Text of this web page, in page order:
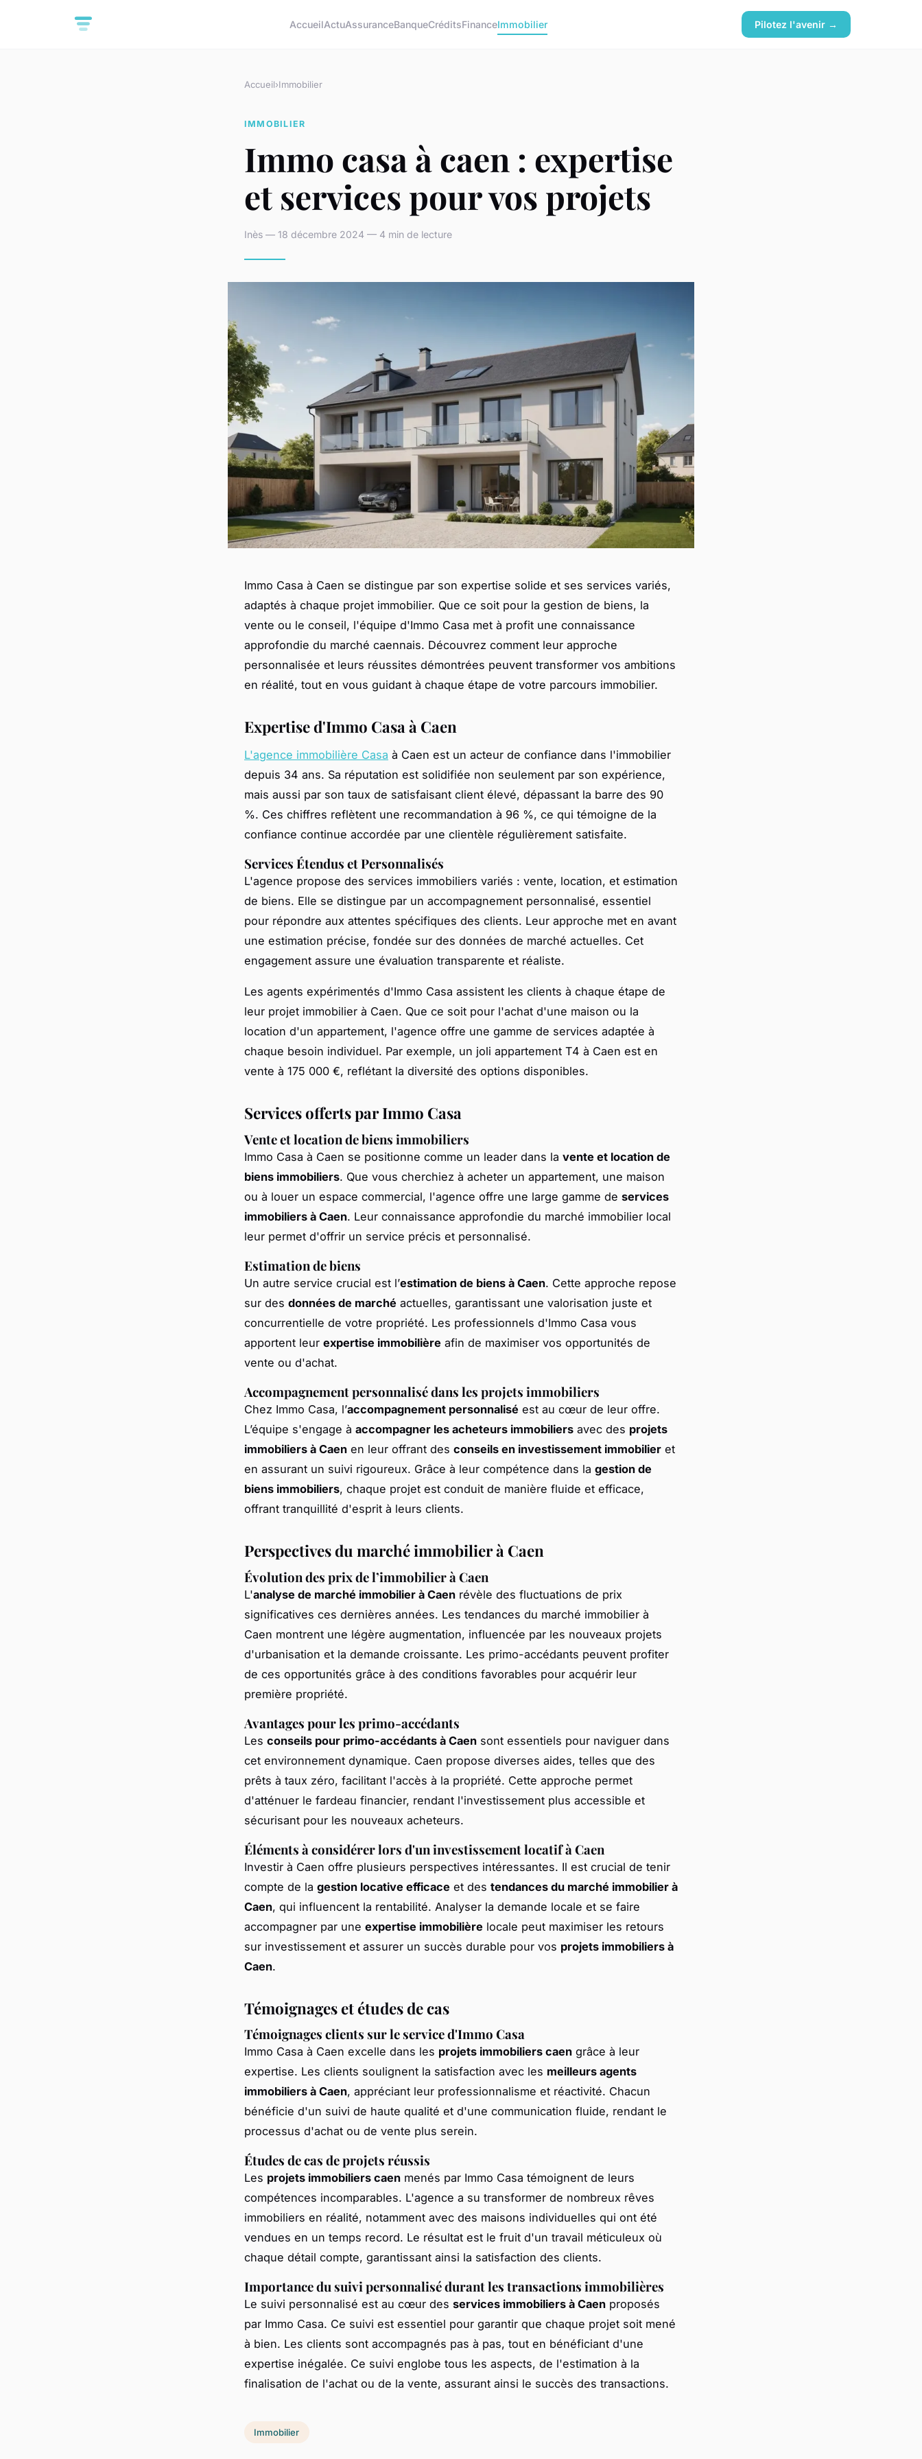
AccueilActuAssuranceBanqueCréditsFinanceImmobilier Pilotez l'avenir →
Accueil›Immobilier
IMMOBILIER
Immo casa à caen : expertise
et services pour vos projets
Inès — 18 décembre 2024 — 4 min de lecture
Immo Casa à Caen se distingue par son expertise solide et ses services variés,
adaptés à chaque projet immobilier. Que ce soit pour la gestion de biens, la
vente ou le conseil, l'équipe d'Immo Casa met à profit une connaissance
approfondie du marché caennais. Découvrez comment leur approche
personnalisée et leurs réussites démontrées peuvent transformer vos ambitions
en réalité, tout en vous guidant à chaque étape de votre parcours immobilier.
Expertise d'Immo Casa à Caen
L'agence immobilière Casa à Caen est un acteur de confiance dans l'immobilier
depuis 34 ans. Sa réputation est solidifiée non seulement par son expérience,
mais aussi par son taux de satisfaisant client élevé, dépassant la barre des 90
%. Ces chiffres reflètent une recommandation à 96 %, ce qui témoigne de la
confiance continue accordée par une clientèle régulièrement satisfaite.
Services Étendus et Personnalisés
L'agence propose des services immobiliers variés : vente, location, et estimation
de biens. Elle se distingue par un accompagnement personnalisé, essentiel
pour répondre aux attentes spécifiques des clients. Leur approche met en avant
une estimation précise, fondée sur des données de marché actuelles. Cet
engagement assure une évaluation transparente et réaliste.
Les agents expérimentés d'Immo Casa assistent les clients à chaque étape de
leur projet immobilier à Caen. Que ce soit pour l'achat d'une maison ou la
location d'un appartement, l'agence offre une gamme de services adaptée à
chaque besoin individuel. Par exemple, un joli appartement T4 à Caen est en
vente à 175 000 €, reflétant la diversité des options disponibles.
Services offerts par Immo Casa
Vente et location de biens immobiliers
Immo Casa à Caen se positionne comme un leader dans la vente et location de
biens immobiliers. Que vous cherchiez à acheter un appartement, une maison
ou à louer un espace commercial, l'agence offre une large gamme de services
immobiliers à Caen. Leur connaissance approfondie du marché immobilier local
leur permet d'offrir un service précis et personnalisé.
Estimation de biens
Un autre service crucial est l’estimation de biens à Caen. Cette approche repose
sur des données de marché actuelles, garantissant une valorisation juste et
concurrentielle de votre propriété. Les professionnels d'Immo Casa vous
apportent leur expertise immobilière afin de maximiser vos opportunités de
vente ou d'achat.
Accompagnement personnalisé dans les projets immobiliers
Chez Immo Casa, l’accompagnement personnalisé est au cœur de leur offre.
L’équipe s'engage à accompagner les acheteurs immobiliers avec des projets
immobiliers à Caen en leur offrant des conseils en investissement immobilier et
en assurant un suivi rigoureux. Grâce à leur compétence dans la gestion de
biens immobiliers, chaque projet est conduit de manière fluide et efficace,
offrant tranquillité d'esprit à leurs clients.
Perspectives du marché immobilier à Caen
Évolution des prix de l’immobilier à Caen
L'analyse de marché immobilier à Caen révèle des fluctuations de prix
significatives ces dernières années. Les tendances du marché immobilier à
Caen montrent une légère augmentation, influencée par les nouveaux projets
d'urbanisation et la demande croissante. Les primo-accédants peuvent profiter
de ces opportunités grâce à des conditions favorables pour acquérir leur
première propriété.
Avantages pour les primo-accédants
Les conseils pour primo-accédants à Caen sont essentiels pour naviguer dans
cet environnement dynamique. Caen propose diverses aides, telles que des
prêts à taux zéro, facilitant l'accès à la propriété. Cette approche permet
d'atténuer le fardeau financier, rendant l'investissement plus accessible et
sécurisant pour les nouveaux acheteurs.
Éléments à considérer lors d'un investissement locatif à Caen
Investir à Caen offre plusieurs perspectives intéressantes. Il est crucial de tenir
compte de la gestion locative efficace et des tendances du marché immobilier à
Caen, qui influencent la rentabilité. Analyser la demande locale et se faire
accompagner par une expertise immobilière locale peut maximiser les retours
sur investissement et assurer un succès durable pour vos projets immobiliers à
Caen.
Témoignages et études de cas
Témoignages clients sur le service d'Immo Casa
Immo Casa à Caen excelle dans les projets immobiliers caen grâce à leur
expertise. Les clients soulignent la satisfaction avec les meilleurs agents
immobiliers à Caen, appréciant leur professionnalisme et réactivité. Chacun
bénéficie d'un suivi de haute qualité et d'une communication fluide, rendant le
processus d'achat ou de vente plus serein.
Études de cas de projets réussis
Les projets immobiliers caen menés par Immo Casa témoignent de leurs
compétences incomparables. L'agence a su transformer de nombreux rêves
immobiliers en réalité, notamment avec des maisons individuelles qui ont été
vendues en un temps record. Le résultat est le fruit d'un travail méticuleux où
chaque détail compte, garantissant ainsi la satisfaction des clients.
Importance du suivi personnalisé durant les transactions immobilières
Le suivi personnalisé est au cœur des services immobiliers à Caen proposés
par Immo Casa. Ce suivi est essentiel pour garantir que chaque projet soit mené
à bien. Les clients sont accompagnés pas à pas, tout en bénéficiant d'une
expertise inégalée. Ce suivi englobe tous les aspects, de l'estimation à la
finalisation de l'achat ou de la vente, assurant ainsi le succès des transactions.
Immobilier